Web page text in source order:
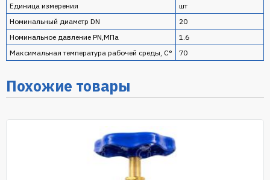
Единица измерения
шт
Номинальный диаметр DN
20
Номинальное давление PN,МПа
1.6
Максимальная температура рабочей среды, С°
70
Похожие товары